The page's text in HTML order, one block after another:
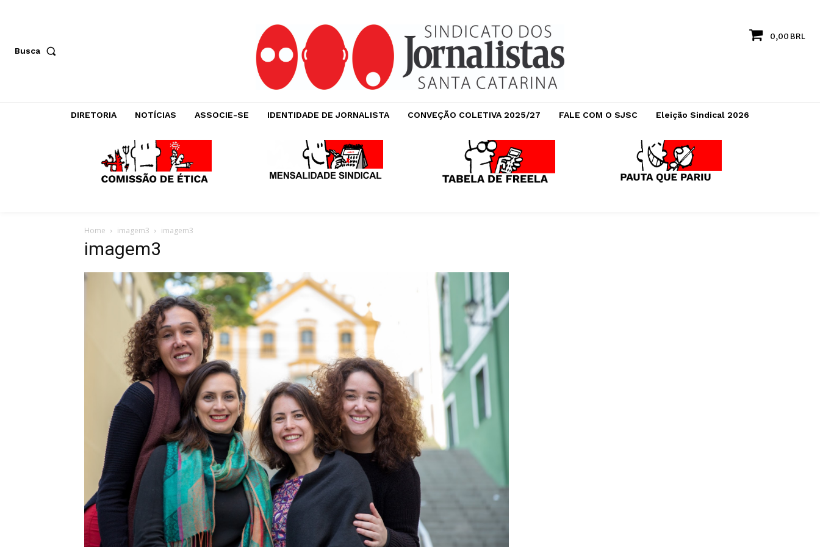
Busca
0,00 BRL
DIRETORIA NOTÍCIAS ASSOCIE-SE IDENTIDADE DE JORNALISTA CONVEÇÃO COLETIVA 2025/27 FALE COM O SJSC Eleição Sindical 2026
Home imagem3 imagem3
imagem3